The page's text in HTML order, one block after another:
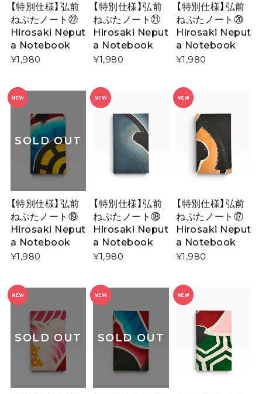
【特別仕様】弘前
ねぷたノート㉒
Hirosaki Neput
a Notebook
¥1,980
【特別仕様】弘前
ねぷたノート㉑
Hirosaki Neput
a Notebook
¥1,980
【特別仕様】弘前
ねぷたノート⑳
Hirosaki Neput
a Notebook
¥1,980
SOLD OUT
【特別仕様】弘前
ねぷたノート⑲
Hirosaki Neput
a Notebook
¥1,980
【特別仕様】弘前
ねぷたノート⑱
Hirosaki Neput
a Notebook
¥1,980
【特別仕様】弘前
ねぷたノート⑰
Hirosaki Neput
a Notebook
¥1,980
SOLD OUT SOLD OUT